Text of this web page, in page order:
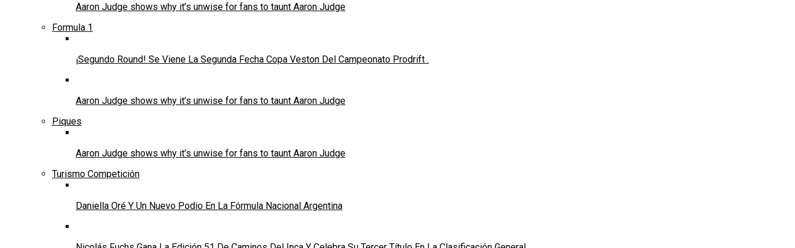
Aaron Judge shows why it’s unwise for fans to taunt Aaron Judge
Formula 1
¡Segundo Round! Se Viene La Segunda Fecha Copa Veston Del Campeonato Prodrift .
Aaron Judge shows why it’s unwise for fans to taunt Aaron Judge
Piques
Aaron Judge shows why it’s unwise for fans to taunt Aaron Judge
Turismo Competición
Daniella Oré Y Un Nuevo Podio En La Fórmula Nacional Argentina